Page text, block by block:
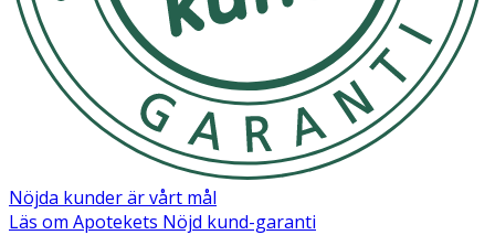
Pentylene Glycol, Adenosine, Polyglutamic Acid, Rosa
Damascena Flower Water, Artemisia Princeps Leaf
Extract, Cucumis Melo (Melon) Fruit Extract, Iris
Florentina Root Extract, Ethyl Hexyl Glycerin, Hedera Helix
(Ivy) Leaf/Stem Extract, Sodium Phytate, Xanthan Gum,
Maltodextrin, Hydrolyzed Gardenia Florida Fruit Extract,
Hydrogenated Lecithin, CeramideNP, Sodium
Hyaluronate Crosspolymer, Hydrolyzed Sodium
Hyaluronate
Nöjda kunder är vårt mål
Läs om Apotekets Nöjd kund-garanti